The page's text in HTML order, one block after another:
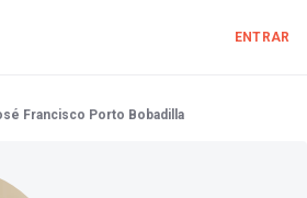
ENTRAR
Francisco Porto Bobadilla